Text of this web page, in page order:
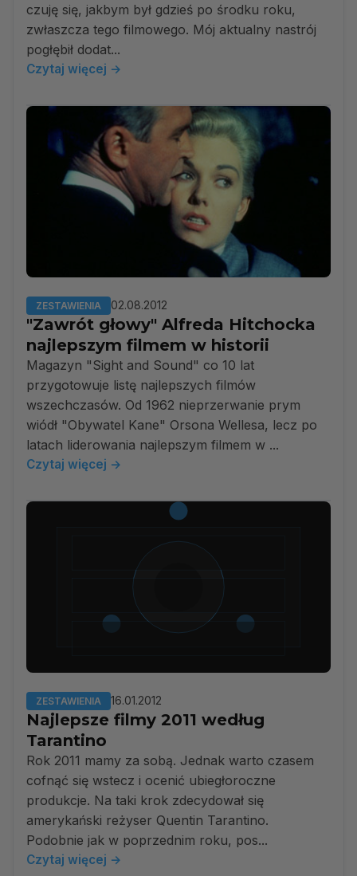
czuję się, jakbym był gdzieś po środku roku,
zwłaszcza tego filmowego. Mój aktualny nastrój
pogłębił dodat...
Czytaj więcej →
ZESTAWIENIA 02.08.2012
"Zawrót głowy" Alfreda Hitchocka
najlepszym filmem w historii
Magazyn "Sight and Sound" co 10 lat
przygotowuje listę najlepszych filmów
wszechczasów. Od 1962 nieprzerwanie prym
wiódł "Obywatel Kane" Orsona Wellesa, lecz po
latach liderowania najlepszym filmem w ...
Czytaj więcej →
ZESTAWIENIA 16.01.2012
Najlepsze filmy 2011 według
Tarantino
Rok 2011 mamy za sobą. Jednak warto czasem
cofnąć się wstecz i ocenić ubiegłoroczne
produkcje. Na taki krok zdecydował się
amerykański reżyser Quentin Tarantino.
Podobnie jak w poprzednim roku, pos...
Czytaj więcej →